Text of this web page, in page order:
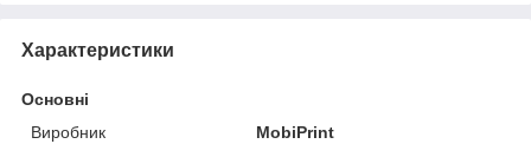
Характеристики
Основні
Виробник
MobiPrint